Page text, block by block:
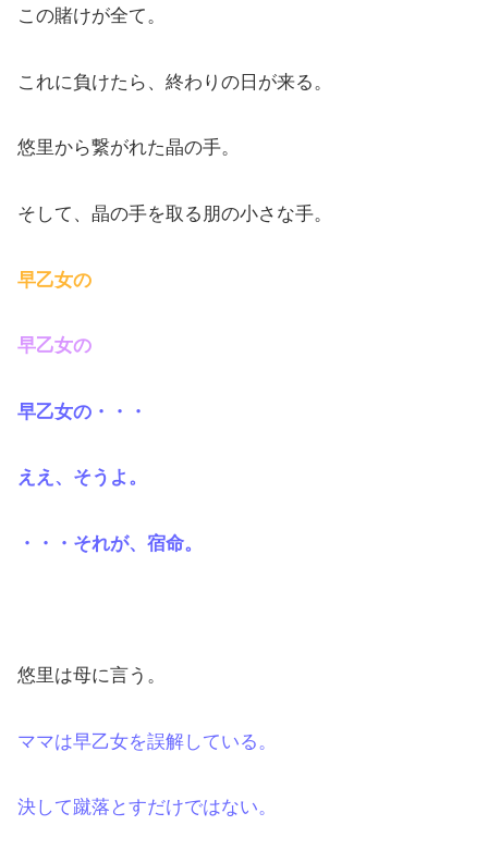
この賭けが全て。
これに負けたら、終わりの日が来る。
悠里から繋がれた晶の手。
そして、晶の手を取る朋の小さな手。
早乙女の
早乙女の
早乙女の・・・
ええ、そうよ。
・・・それが、宿命。
悠里は母に言う。
ママは早乙女を誤解している。
決して蹴落とすだけではない。